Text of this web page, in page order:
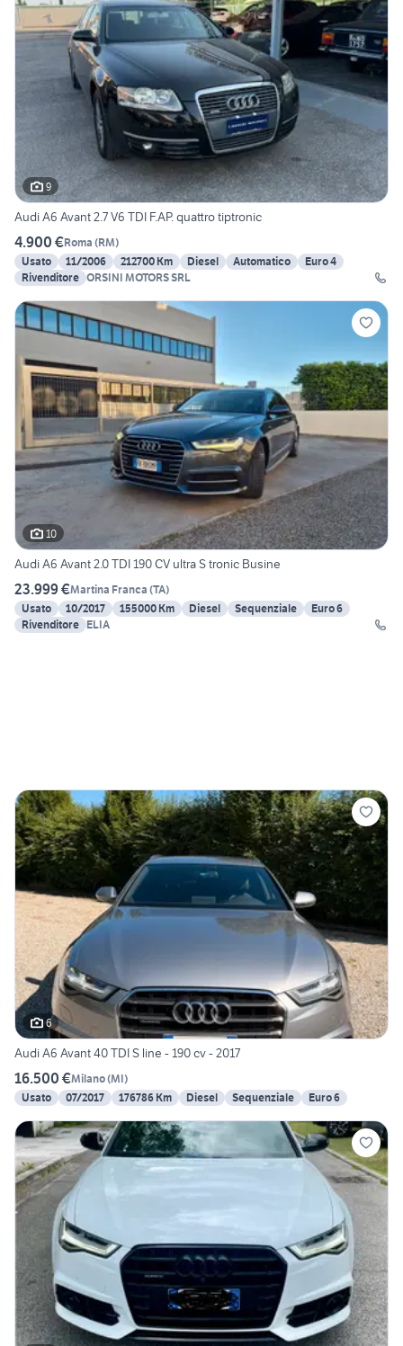
9
Audi A6 Avant 2.7 V6 TDI F.AP. quattro tiptronic
4.900 €Roma (RM)
Usato
11/2006 212700 Km Diesel Automatico
Euro 4
Rivenditore ORSINI MOTORS SRL
10
Audi A6 Avant 2.0 TDI 190 CV ultra S tronic Busine
23.999 €Martina Franca (TA)
Usato
10/2017 155000 Km Diesel Sequenziale
Euro 6
Rivenditore ELIA
6
Audi A6 Avant 40 TDI S line - 190 cv - 2017
16.500 €Milano(MI)
Usato
07/2017 176786 Km Diesel Sequenziale Euro 6